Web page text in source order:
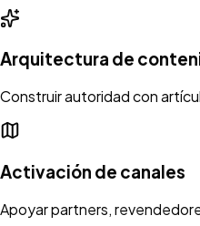
Arquitectura de
Construir autoridad con
Activación de canales
Apoyar partners,